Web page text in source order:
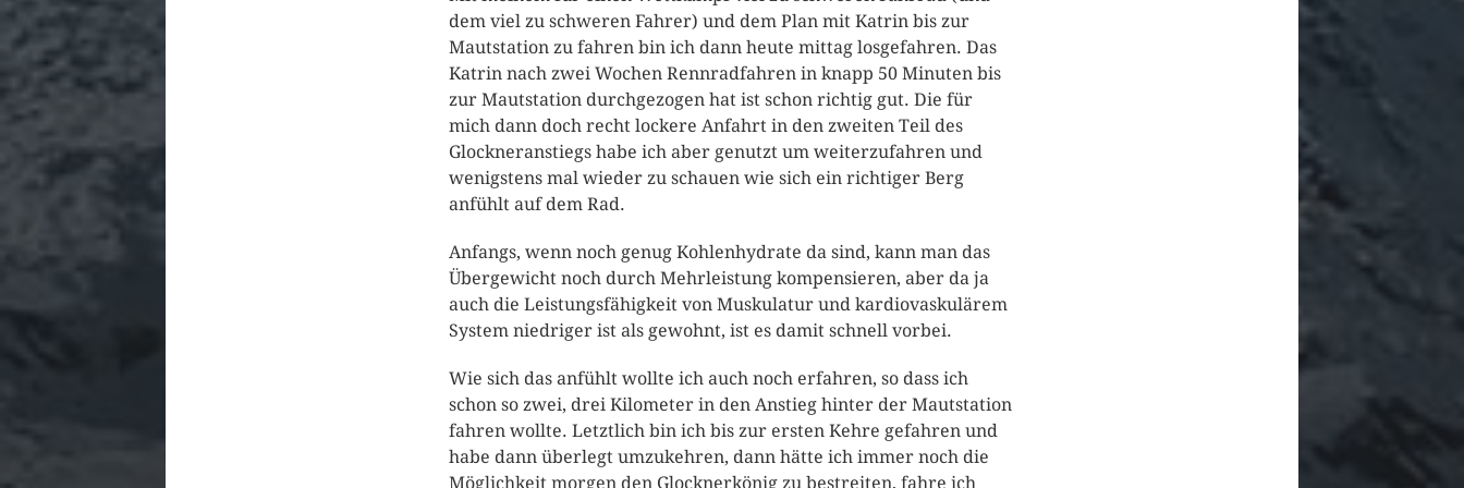
dem viel zu schweren Fahrer) und dem Plan mit Katrin bis zur
Mautstation zu fahren bin ich dann heute mittag losgefahren. Das
Katrin nach zwei Wochen Rennradfahren in knapp 50 Minuten bis
zur Mautstation durchgezogen hat ist schon richtig gut. Die für
mich dann doch recht lockere Anfahrt in den zweiten Teil des
Glockneranstiegs habe ich aber genutzt um weiterzufahren und
wenigstens mal wieder zu schauen wie sich ein richtiger Berg
anfühlt auf dem Rad.
Anfangs, wenn noch genug Kohlenhydrate da sind, kann man das
Übergewicht noch durch Mehrleistung kompensieren, aber da ja
auch die Leistungsfähigkeit von Muskulatur und kardiovaskulärem
System niedriger ist als gewohnt, ist es damit schnell vorbei.
Wie sich das anfühlt wollte ich auch noch erfahren, so dass ich
schon so zwei, drei Kilometer in den Anstieg hinter der Mautstation
fahren wollte. Letztlich bin ich bis zur ersten Kehre gefahren und
habe dann überlegt umzukehren, dann hätte ich immer noch die
Möglichkeit morgen den Glocknerkönig zu bestreiten, fahre ich